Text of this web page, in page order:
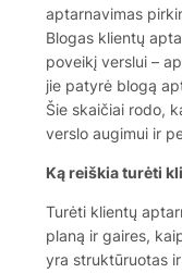
aptarnavimas
Blogas klientų
poveikį verslui –
jie patyrė blogą
Šie skaičiai rodo,
verslo augimui ir
Ką reiškia turėti
Turėti klientų
planą ir gaires,
yra struktūruotas